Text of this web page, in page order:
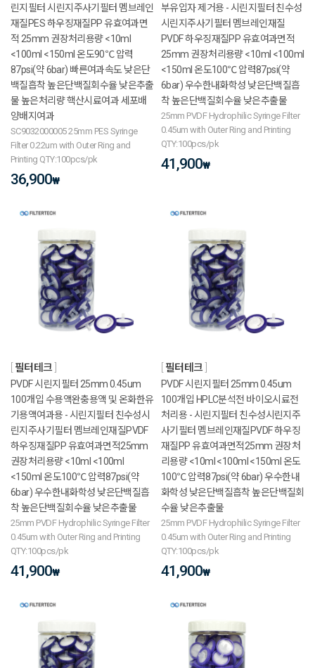
린지필터 시린지주사기필터 멤브레인
재질PES 하우징재질PP 유효여과면
적 25mm 권장처리용량 <10ml
<100ml <150ml 온도90℃ 압력
87psi(약 6bar) 빠른여과속도 낮은단
백질흡착 높은단백질회수율 낮은추출
물 높은처리량 핵산시료여과 세포배
양배지여과
SC9032000005 25mm PES Syringe
Filter 0.22um with Outer Ring and
Printing QTY:100pcs/pk
36,900₩
부유입자 제거용 - 시린지필터 친수성
시린지주사기필터 멤브레인재질
PVDF 하우징재질PP 유효여과면적
25mm 권장처리용량 <10ml <100ml
<150ml 온도100℃ 압력87psi(약
6bar) 우수한내화학성 낮은단백질흡
착 높은단백질회수율 낮은추출물
25mm PVDF Hydrophilic Syringe Filter
0.45um with Outer Ring and Printing
QTY:100pcs/pk
41,900₩
필터테크
PVDF 시린지필터 25mm 0.45um
100개입 수용액완충용액 및 온화한유
기용액여과용 - 시린지필터 친수성시
린지주사기필터 멤브레인재질PVDF
하우징재질PP 유효여과면적25mm
권장처리용량 <10ml <100ml
<150ml 온도100℃ 압력87psi(약
6bar) 우수한내화학성 낮은단백질흡
착 높은단백질회수율 낮은추출물
25mm PVDF Hydrophilic Syringe Filter
0.45um with Outer Ring and Printing
QTY:100pcs/pk
41,900₩
필터테크
PVDF 시린지필터 25mm 0.45um
100개입 HPLC분석전 바이오시료전
처리용 - 시린지필터 친수성시린지주
사기필터 멤브레인재질PVDF 하우징
재질PP 유효여과면적25mm 권장처
리용량 <10ml <100ml <150ml 온도
100℃ 압력87psi(약 6bar) 우수한내
화학성 낮은단백질흡착 높은단백질회
수율 낮은추출물
25mm PVDF Hydrophilic Syringe Filter
0.45um with Outer Ring and Printing
QTY:100pcs/pk
41,900₩